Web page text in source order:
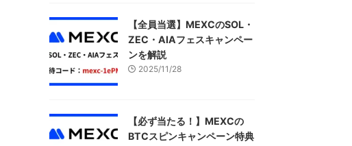
【全員当選】MEXCのSOL・
ZEC・AIAフェスキャンペー
ンを解説
2025/11/28
【必ず当たる！】MEXCの
BTCスピンキャンペーン特典